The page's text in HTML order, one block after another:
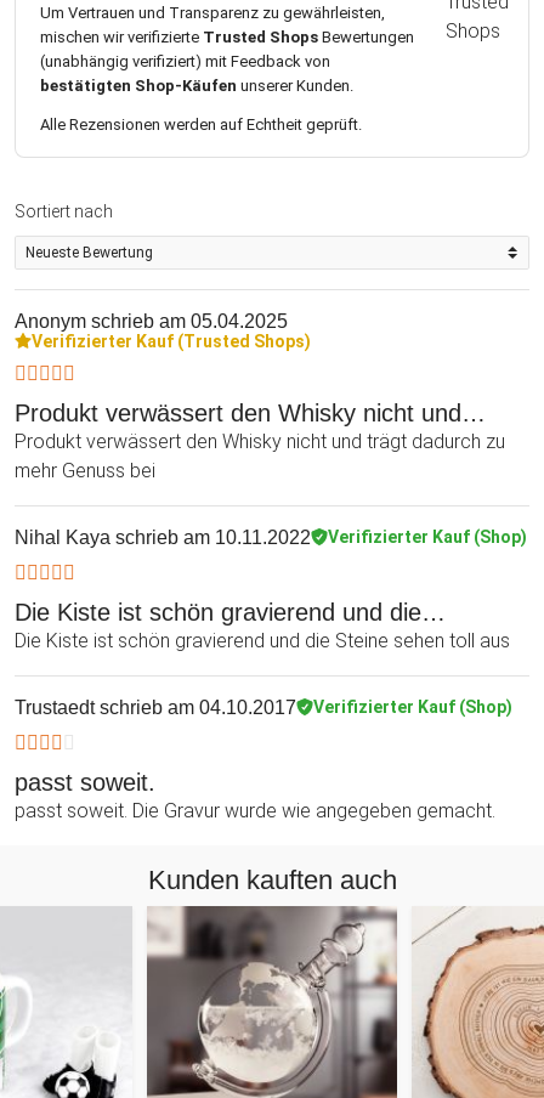
Um Vertrauen und Transparenz zu gewährleisten,
mischen wir verifizierte Trusted Shops Bewertungen
(unabhängig verifiziert) mit Feedback von
bestätigten Shop-Käufen unserer Kunden.
Alle Rezensionen werden auf Echtheit geprüft.
Sortiert nach
Anonym schrieb am 05.04.2025
Verifizierter Kauf (Trusted Shops)
Produkt verwässert den Whisky nicht und…
Produkt verwässert den Whisky nicht und trägt dadurch zu
mehr Genuss bei
Nihal Kaya schrieb am 10.11.2022 Verifizierter Kauf (Shop)
Die Kiste ist schön gravierend und die…
Die Kiste ist schön gravierend und die Steine sehen toll aus
Trustaedtschrieb am 04.10.2017 Verifizierter Kauf (Shop)
passt soweit.
passt soweit. Die Gravur wurde wie angegeben gemacht.
Kunden kauften auch